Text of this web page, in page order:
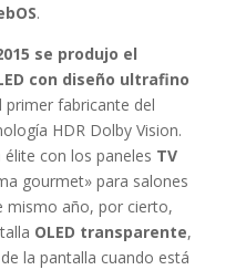
.
se produjo el
con diseño ultrafino
primer fabricante del
HDR Dolby Vision.
con los paneles TV
gourmet» para salones
mismo año, por cierto,
OLED transparente,
la pantalla cuando está